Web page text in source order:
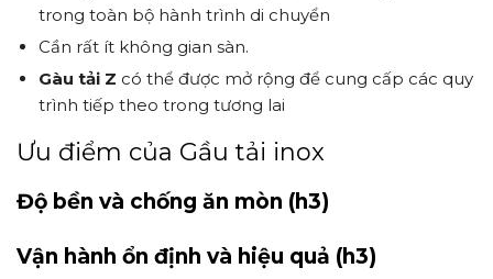
trong toàn bộ hành trình di chuyển
Cần rất ít không gian sàn.
Gàu tải Z có thể được mở rộng để cung cấp các quy
trình tiếp theo trong tương lai
Ưu điểm của Gầu tải inox
Độ bền và chống ăn mòn (h3)
Vận hành ổn định và hiệu quả (h3)